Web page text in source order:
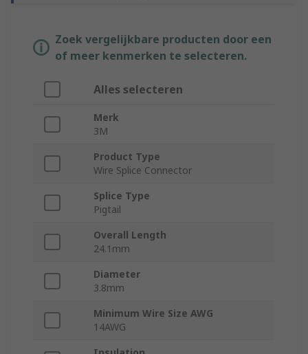
Zoek vergelijkbare producten door een
of meer kenmerken te selecteren.
Alles selecteren
Merk
3M
Product Type
Wire Splice Connector
Splice Type
Pigtail
Overall Length
24.1mm
Diameter
3.8mm
Minimum Wire Size AWG
14AWG